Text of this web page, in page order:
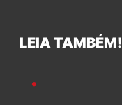
LEIA TAMBÉM!